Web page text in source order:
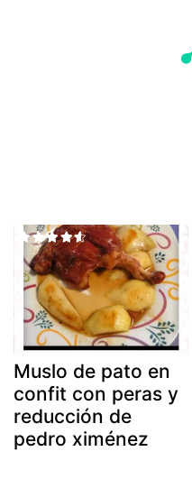
Muslo de pato en
confit con peras y
reducción de
pedro ximénez